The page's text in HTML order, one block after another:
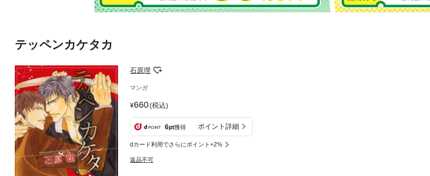
テッペンカケタカ
石原理
マンガ
660(税込)
6pt獲得 ポイント詳細
dカード利用でさらにポイント+2%
返品不可